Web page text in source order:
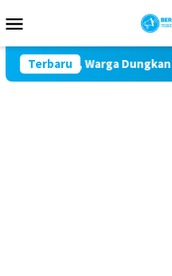
ke
Mobile
Terbaru
Warga Dungkan Pagar